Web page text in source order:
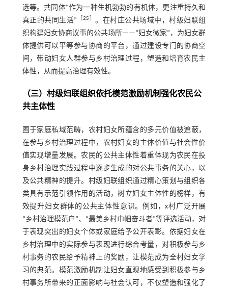
选等。共同体“作为一种生机勃勃的有机体，更注重持久和
真正的共同生活”
［25
。在村庄公共场域中，村级妇联组
织构建妇女协商议事的公共场所——“妇女微家”，为妇女群
体提供可以平等参与协商的平台，通过建设专门的协商空
间，带动妇女人群参与乡村治理过程，塑造和培育农民主
体性，从而提高治理有效性。
（三）村级妇联组织依托模范激励机制强化农民公
共主体性
囿于家庭私域范畴，农村妇女所蕴含的多元价值被遮蔽，
在参与乡村治理过程中，农村妇女的主体价值与社会性价
值实现增量发展。农民的公共主体性着重体现为农民在投
身乡村治理实践过程中逐步生成的对公共事务的关心，以
及公共精神的提升。村级妇联组织通过精心策划与组织各
类具有示范引领作用的活动，树立妇女主体性的榜样，有
效提升妇女群体的公共主体性意识。例如，x村广泛开展
“乡村治理模范户”、“最美乡村巾帼奋斗者”等评选活动，对
于表现突出的妇女个体或家庭给予公开表彰。依据妇女在
乡村治理中的实际参与表现进行综合考量，对积极参与乡
村事务的农民给予精神上的奖励，让模范成为全村妇女学
习的典范。模范激励机制让妇女直观地感受到积极参与乡
村事务所带来的正面影响与社会认可，不仅塑造和强化了